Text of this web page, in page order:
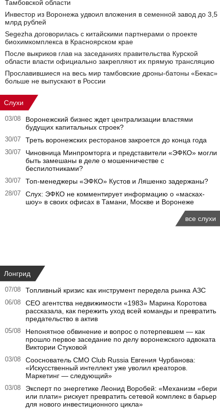
Тамбовской области
Инвестор из Воронежа удвоил вложения в семенной завод до 3,5
млрд рублей
Segezha договорилась с китайскими партнерами о проекте
биохимкомплекса в Красноярском крае
После выкриков глав на заседаниях правительства Курской
области власти официально закрепляют их прямую трансляцию
Прославившиеся на весь мир тамбовские дроны-батоны «Бекас»
больше не выпускают в России
Слухи
03/08
Воронежский бизнес ждет централизации властями
будущих капитальных строек?
30/07 Треть воронежских ресторанов закроется до конца года
30/07
Чиновница Минпромторга и представители «ЭФКО» могли
быть замешаны в деле о мошенничестве с
беспилотниками?
30/07 Топ-менеджеры «ЭФКО» Кустов и Ляшенко задержаны?
28/07
Слух: ЭФКО не комментирует информацию о «масках-
шоу» в своих офисах в Тамани, Москве и Воронеже
все слухи
Лонгрид
07/08 Топливный кризис как инструмент передела рынка АЗС
06/08
CEO агентства недвижимости «1983» Марина Коротова
рассказала, как пережить уход всей команды и превратить
предательство в актив
05/08
Непонятное обвинение и вопрос о потерпевшем — как
прошло первое заседание по делу воронежского адвоката
Виктории Стуковой
03/08
Сооснователь CMO Club Russia Евгения Чурбанова:
«Искусственный интеллект уже уволил креаторов.
Маркетинг — следующий»
03/08
Эксперт по энергетике Леонид Воробей: «Механизм «бери
или плати» рискует превратить сетевой комплекс в барьер
для нового инвестиционного цикла»